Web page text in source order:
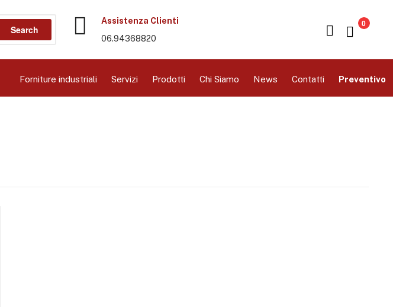
Search
Assistenza Clienti
06.94368820
0
Forniture industriali Servizi Prodotti Chi Siamo News Contatti Preventivo